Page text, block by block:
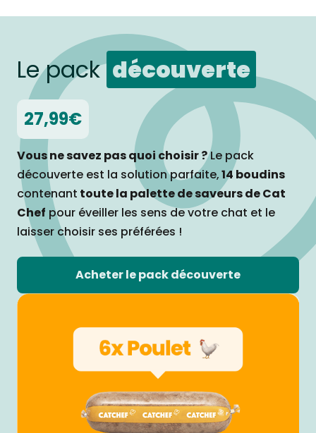
Le pack découverte
27,99€
Vous ne savez pas quoi choisir ?Le pack
découverte est la solution parfaite,14 boudins
contenant toute la palette de saveurs de Cat
Chef pour éveiller les sens de votre chat et le
laisser choisir ses préférées !
Acheter le pack découverte